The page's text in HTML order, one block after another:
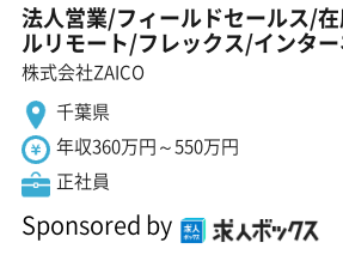
法人営業/フィールドセールス/
ルリモート/フレックス/インタ
株式会社ZAICO
千葉県
年収360万円～550万円
正社員
Sponsored by